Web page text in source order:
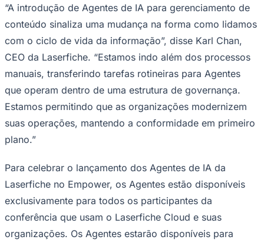
Portal Educacional
Agenda de Vestibulares
Vagas de Emprego
Concursos
Panorama Econômico
Panorama Econômico
Para Sua Empresa
Anuncie no Portal
Verificar EmpresaNovo
Anunciar Vagas
NBA
NFL
Fórmula 1
UFC
Tênis (ATP)
MLB
NHL
“A introdução de Agentes de IA para gerenciamento de
conteúdo sinaliza uma mudança na forma como lidamos
com o ciclo de vida da informação”, disse Karl Chan,
CEO da Laserfiche. “Estamos indo além dos processos
manuais, transferindo tarefas rotineiras para Agentes
que operam dentro de uma estrutura de governança.
Estamos permitindo que as organizações modernizem
suas operações, mantendo a conformidade em primeiro
plano.”
Para celebrar o lançamento dos Agentes de IA da
Laserfiche no Empower, os Agentes estão disponíveis
exclusivamente para todos os participantes da
conferência que usam o Laserfiche Cloud e suas
organizações. Os Agentes estarão disponíveis para